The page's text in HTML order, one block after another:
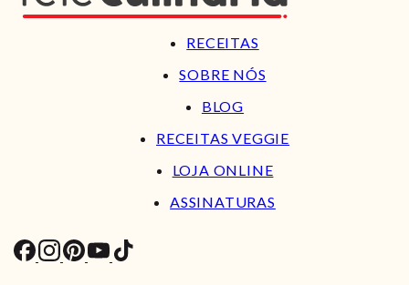
RECEITAS
SOBRE NÓS
BLOG
RECEITAS VEGGIE
LOJA ONLINE
ASSINATURAS